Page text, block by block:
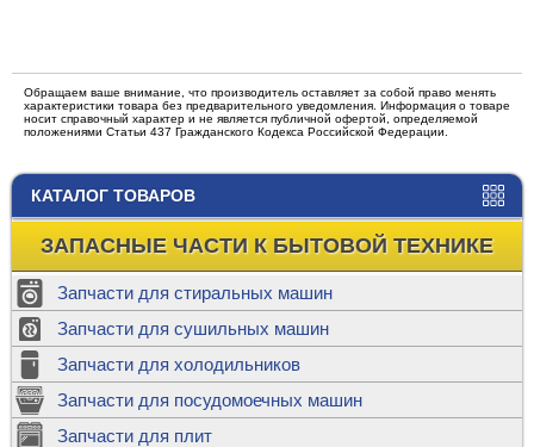
КАТАЛОГ ТОВАРОВ
ЗАПАСНЫЕ ЧАСТИ К БЫТОВОЙ ТЕХНИКЕ
Запчасти для стиральных машин
Запчасти для сушильных машин
Запчасти для холодильников
Запчасти для посудомоечных машин
Запчасти для плит
Обращаем ваше внимание, что производитель оставляет за собой право менять
характеристики товара без предварительного уведомления. Информация о товаре
носит справочный характер и не является публичной офертой, определяемой
положениями Статьи 437 Гражданского Кодекса Российской Федерации.